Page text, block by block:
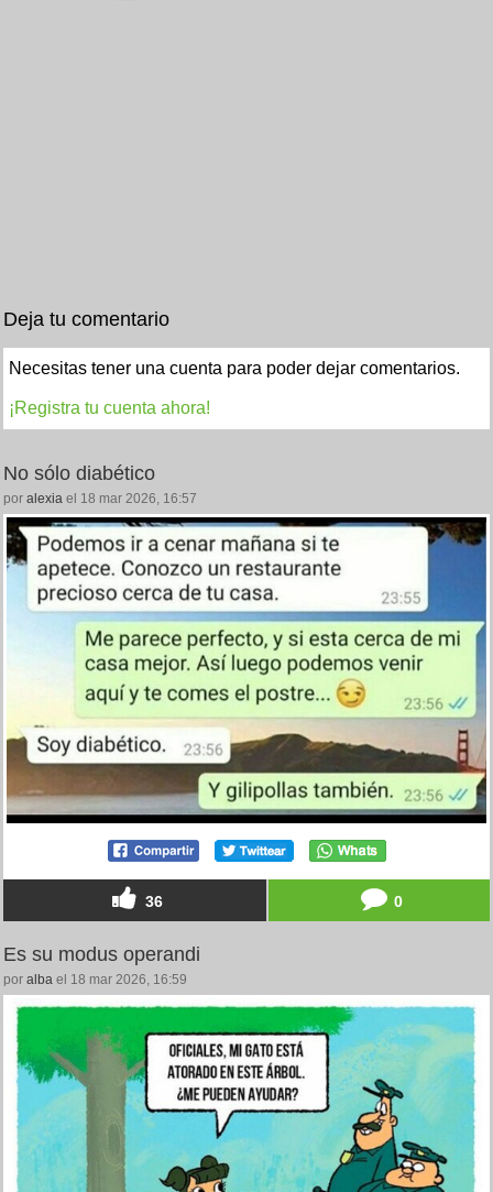
Deja tu comentario
Necesitas tener una cuenta para poder dejar comentarios.
¡Registra tu cuenta ahora!
No sólo diabético
por alexia el 18 mar 2026, 16:57
36 0
Es su modus operandi
por alba el 18 mar 2026, 16:59